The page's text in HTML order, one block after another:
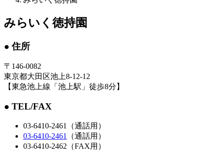
みらいく徳持園
● 住所
〒146‐0082
東京都大田区池上8-12-12
【東急池上線「池上駅」徒歩8分】
● TEL/FAX
03-6410-2461（通話用）
03-6410-2461
（通話用）
03-6410-2462（FAX用）